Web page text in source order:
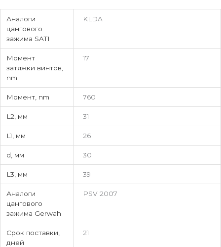
Аналоги
цангового
зажима SATI
KLDA
Момент
затяжки винтов,
nm
17
Момент, nm 760
L2, мм 31
L1, мм 26
d, мм 30
L3, мм 39
Аналоги
цангового
зажима Gerwah
PSV 2007
Срок поставки,
дней
21